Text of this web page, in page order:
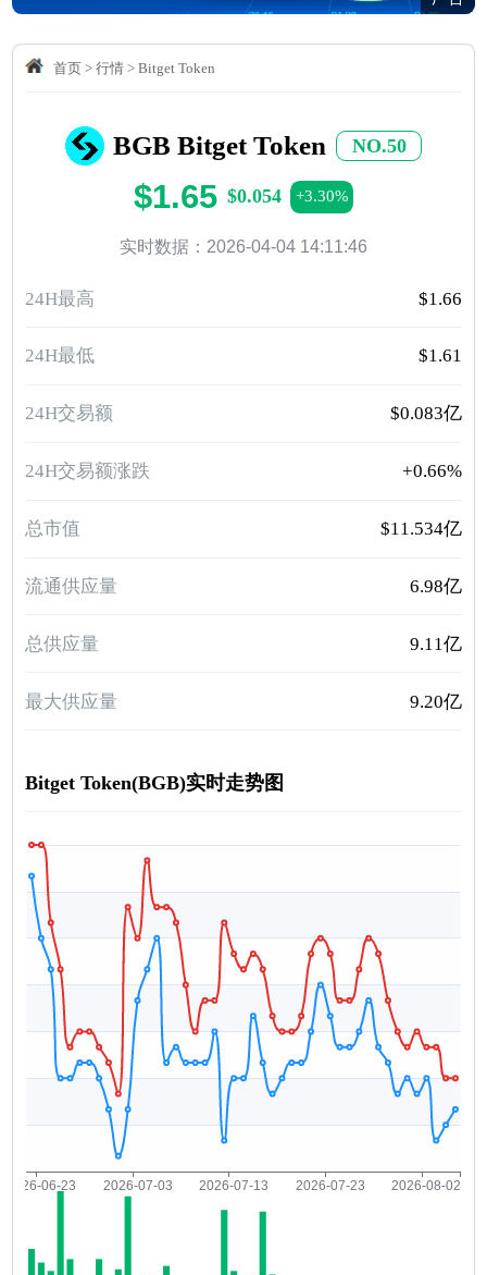
首页> 行情> Bitget Token
BGB Bitget Token NO.50
$1.65 $0.054 +3.30%
实时数据：2026-04-04 14:11:46
24H最高 $1.66
24H最低 $1.61
24H交易额 $0.083亿
24H交易额涨跌 +0.66%
总市值 $11.534亿
流通供应量 6.98亿
总供应量 9.11亿
最大供应量 9.20亿
Bitget Token(BGB)实时走势图